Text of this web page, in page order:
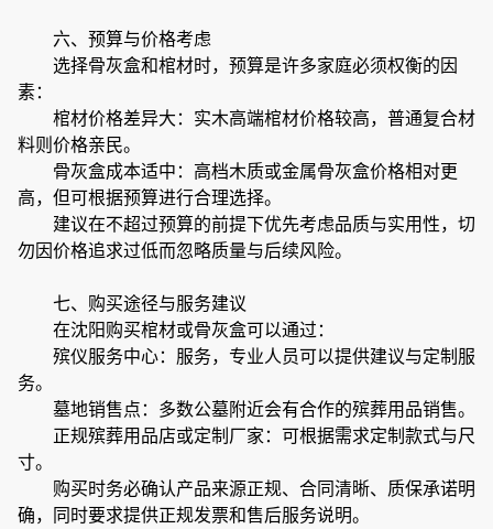
六、预算与价格考虑
选择骨灰盒和棺材时，预算是许多家庭必须权衡的因
素：
棺材价格差异大：实木高端棺材价格较高，普通复合材
料则价格亲民。
骨灰盒成本适中：高档木质或金属骨灰盒价格相对更
高，但可根据预算进行合理选择。
建议在不超过预算的前提下优先考虑品质与实用性，切
勿因价格追求过低而忽略质量与后续风险。
七、购买途径与服务建议
在沈阳购买棺材或骨灰盒可以通过：
殡仪服务中心：服务，专业人员可以提供建议与定制服
务。
墓地销售点：多数公墓附近会有合作的殡葬用品销售。
正规殡葬用品店或定制厂家：可根据需求定制款式与尺
寸。
购买时务必确认产品来源正规、合同清晰、质保承诺明
确，同时要求提供正规发票和售后服务说明。